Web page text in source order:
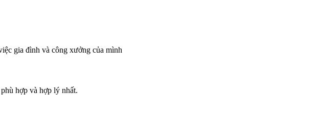
gia đình và công xưởng của mình
hợp và hợp lý nhất.